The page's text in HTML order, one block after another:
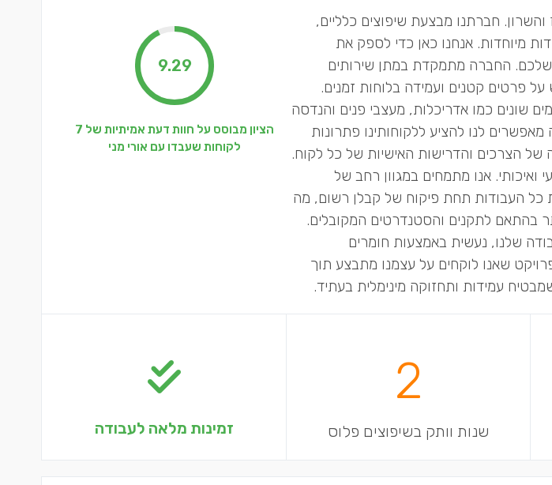
והשרון. חברתנו מבצעת שיפוצים כלליים,
מיוחדות. אנחנו כאן כדי לספק את
שלכם. החברה מתמקדת במתן שירותים
פרטים קטנים ועמידה בלוחות זמנים.
שונים כמו אדריכלות, מעצבי פנים והנדסה
מאפשרים לנו להציע ללקוחותינו פתרונות
של הצרכים והדרישות האישיות של כל לקוח.
ואיכותי. אנו מתמחים במגוון רחב של
כל העבודות תחת פיקוח של קבלן רשום, מה
בהתאם לתקנים והסטנדרטים המקובלים.
שלנו, נעשית באמצעות חומרים
שאנו לוקחים על עצמנו מתבצע תוך
עמידות ותחזוקה מינימלית בעתיד.
9.29
הציון מבוסס על חוות דעת אמיתיות של 7
לקוחות שעבדו עם אורי מני
2
שנות וותק בשיפוצים פלוס זמינות מלאה לעבודה